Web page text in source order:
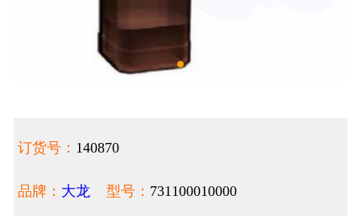
订货号： 140870
品牌： 大龙 型号： 731100010000